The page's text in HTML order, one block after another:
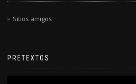
Sitios amigos
PRETEXTOS